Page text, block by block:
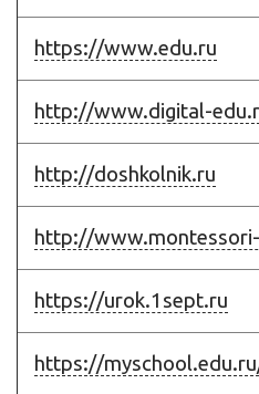
https://www.edu.ru
http://www.digital-
http://doshkolnik.ru
http://
https://urok.1sept.ru
https://